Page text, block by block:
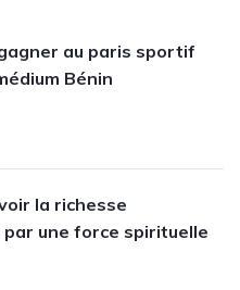
au paris sportif
Bénin
la richesse
une force spirituelle